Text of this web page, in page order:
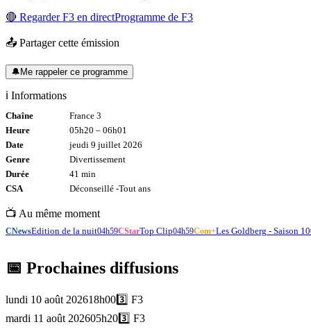
🔴 RegarderF3 en directProgramme de F3
📤 Partager cette émission
🔔Me rappeler ce programme
ℹ️ Informations
Chaîne
France 3
Heure
05h20 – 06h01
Date
jeudi 9 juillet 2026
Genre
Divertissement
Durée
41 min
CSA
Déconseillé -Tout ans
📺 Au même moment
CNewsEdition de la nuit04h59CStarTop Clip04h59Com+Les Goldberg - Saison 10
📅 Prochaines diffusions
lundi 10 août 202618h003️⃣ F3
mardi 11 août 202605h203️⃣ F3